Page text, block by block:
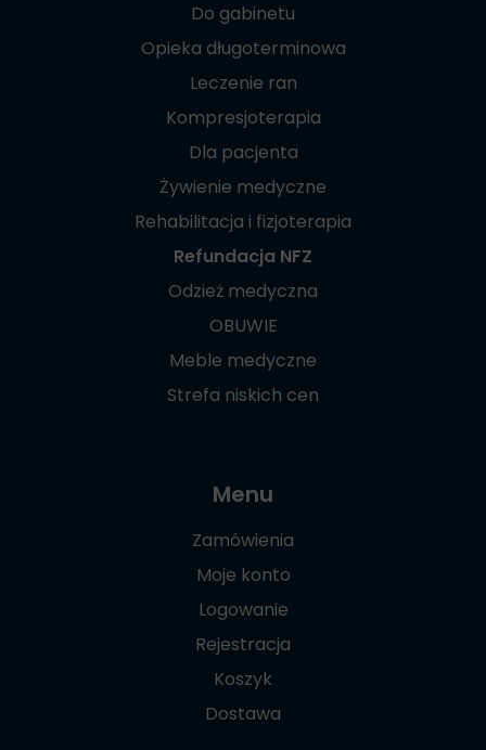
Do gabinetu
Opieka długoterminowa
Leczenie ran
Kompresjoterapia
Dla pacjenta
Żywienie medyczne
Rehabilitacja i fizjoterapia
Refundacja NFZ
Odzież medyczna
OBUWIE
Meble medyczne
Strefa niskich cen
Menu
Zamówienia
Moje konto
Logowanie
Rejestracja
Koszyk
Dostawa